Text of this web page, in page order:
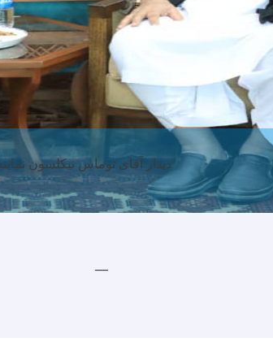
الحاج مولوی حبیب